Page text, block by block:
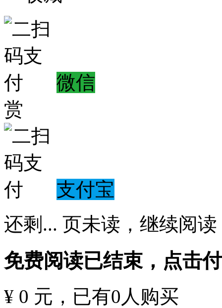
微信
赏
支付宝
还剩 ... 页未读， 继续阅读
免费阅读已结束，点击
¥ 0 元 ，已有0 人购买